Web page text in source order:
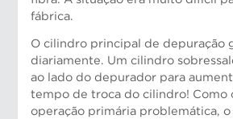
fábrica.
O cilindro principal de depuração
diariamente. Um cilindro
ao lado do depurador para
tempo de troca do cilindro! Como
operação primária problemática,
Dan Mueller, Gerente de Suporte a